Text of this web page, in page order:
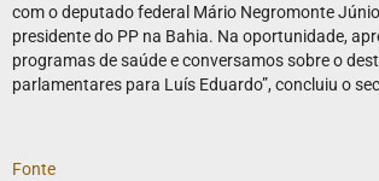
com o deputado federal Mário Negromonte
presidente do PP na Bahia. Na oportunidade,
programas de saúde e conversamos sobre o
parlamentares para Luís Eduardo”, concluiu o
Fonte